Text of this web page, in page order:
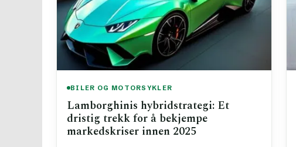
BILER OG MOTORSYKLER
Lamborghinis hybridstrategi: Et
dristig trekk for å bekjempe
markedskriser innen 2025